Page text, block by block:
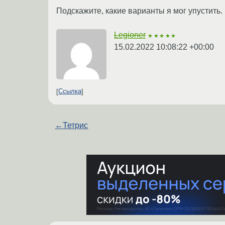
Подскажите, какие варианты я мог упустить.
Legioner ★★★★★
15.02.2022 10:08:22 +00:00
Ссылка
←Тетрис